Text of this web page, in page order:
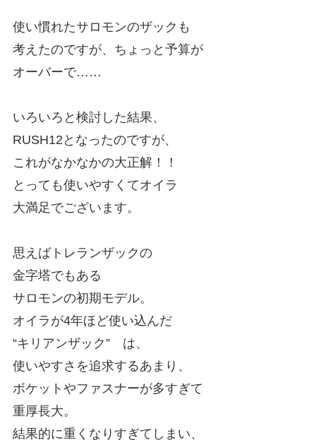
使い慣れたサロモンのザックも
考えたのですが、ちょっと予算が
オーバーで……
いろいろと検討した結果、
RUSH12となったのですが、
これがなかなかの大正解！！
とっても使いやすくてオイラ
大満足でございます。
思えばトレランザックの
金字塔でもある
サロモンの初期モデル。
オイラが4年ほど使い込んだ
“キリアンザック” は、
使いやすさを追求するあまり、
ボケットやファスナーが多すぎて
重厚長大。
結果的に重くなりすぎてしまい、